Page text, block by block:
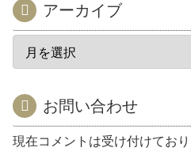
アーカイブ
お問い合わせ
現在コメントは受け付けてお